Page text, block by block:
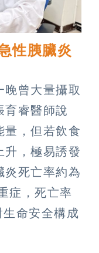
性胰臟炎
曾大量攝取
育睿醫師說
量，但若飲食
升，極易誘發
炎死亡率約為
症，死亡率
命安全構成